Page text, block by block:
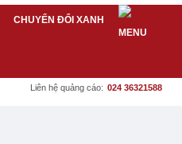
CHUYỂN ĐỔI XANH
Liên hệ quảng cáo: 024 36321588